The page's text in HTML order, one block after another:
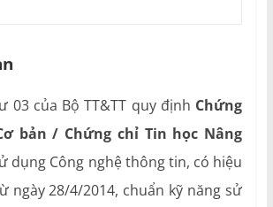
03 của Bộ TT&TT quy định Chứng
bản / Chứng chỉ Tin học Nâng
dụng Công nghệ thông tin, có hiệu
ngày 28/4/2014, chuẩn kỹ năng sử